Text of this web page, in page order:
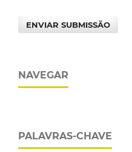
ENVIAR SUBMISSÃO
NAVEGAR
PALAVRAS-CHAVE